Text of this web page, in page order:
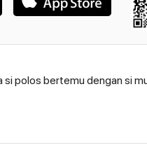
si polos bertemu dengan si